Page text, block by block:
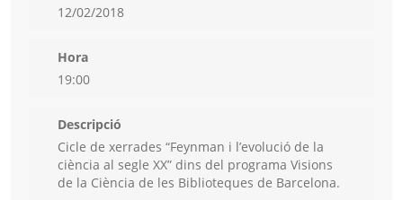
12/02/2018
Hora
19:00
Descripció
Cicle de xerrades “Feynman i l’evolució de la
ciència al segle XX” dins del programa Visions
de la Ciència de les Biblioteques de Barcelona.